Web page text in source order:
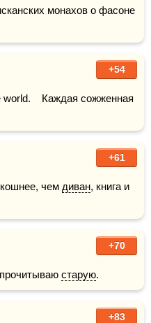
монахов о фасоне
+54
world.    Каждая сожженная
+61
чем диван, книга и
+70
старую.
+83